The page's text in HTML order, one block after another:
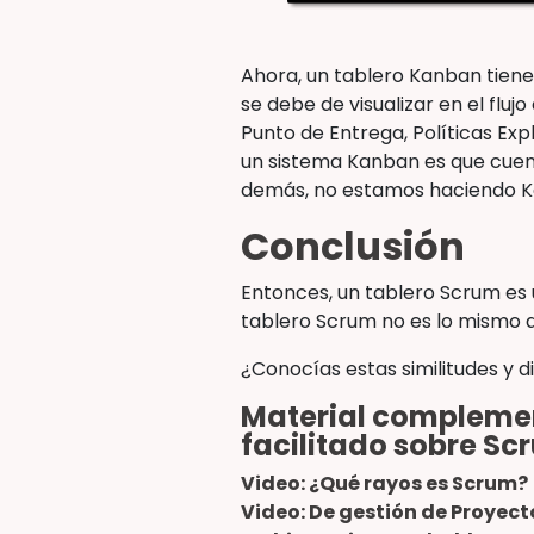
Ahora, un tablero Kanban
se debe de visualizar en el
Punto de Entrega, Políticas
un sistema Kanban es que
demás, no estamos haciendo
Conclusión
Entonces, un tablero Scrum
tablero Scrum no es lo mismo
¿Conocías estas similitudes y
Material
facilitado sobre
Video: ¿Qué rayos es Scrum?
Video: De gestión de